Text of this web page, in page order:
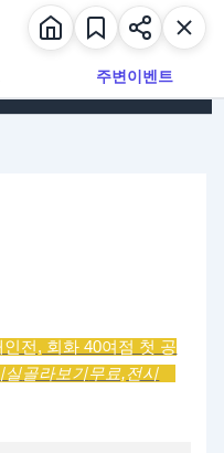
주변이벤트
전, 회화 40여점 첫 공
실골라보기무료,전시